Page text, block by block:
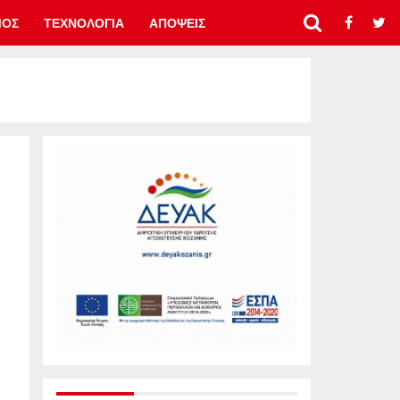
ΤΕΧΝΟΛΟΓΙΑ ΑΠΟΨΕΙΣ